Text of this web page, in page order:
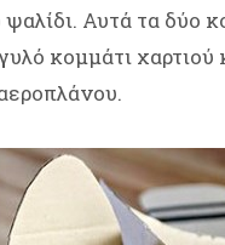
Αυτά τα δύο
κομμάτι χαρτιού